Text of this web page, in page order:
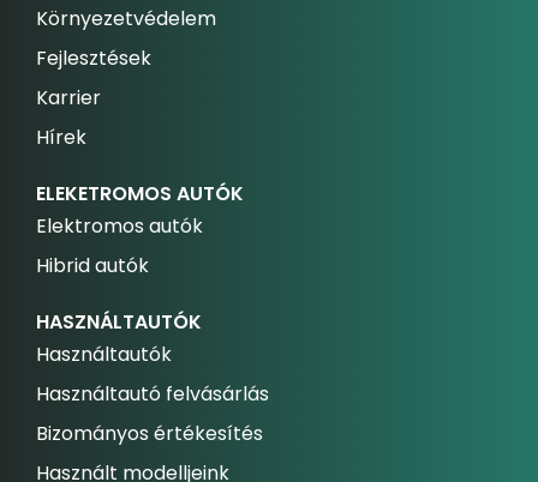
Környezetvédelem
Fejlesztések
Karrier
Hírek
ELEKETROMOS AUTÓK
Elektromos autók
Hibrid autók
HASZNÁLTAUTÓK
Használtautók
Használtautó felvásárlás
Bizományos értékesítés
Használt modelljeink